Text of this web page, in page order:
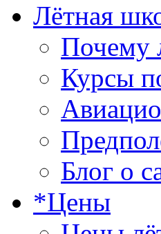
Лётная
Почему
Курсы
Блог о
*Цены